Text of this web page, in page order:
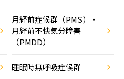
月経前症候群（PMS）・
月経前不快気分障害
（PMDD）
睡眠時無呼吸症候群